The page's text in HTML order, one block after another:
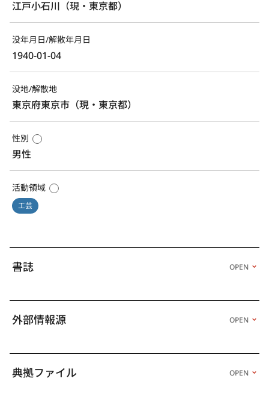
江戸小石川（現・東京都）
没年月日/解散年月日
1940-01-04
没地/解散地
東京府東京市（現・東京都）
性別
男性
活動領域
工芸
書誌 OPEN
外部情報源 OPEN
典拠ファイル OPEN